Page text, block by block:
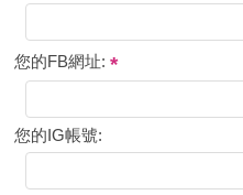
您的FB網址:
您的IG帳號: